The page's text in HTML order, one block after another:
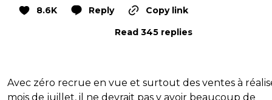
8.6K Reply
Copy link
Read 345 replies
Avec zéro recrue en vue et surtout des ventes à
mois de juillet, il ne devrait pas y avoir beaucoup de